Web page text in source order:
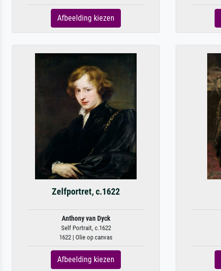
Afbeelding kiezen
Zelfportret, c.1622
Anthony van Dyck
Self Portrait, c.1622
1622 | Olie op canvas
Afbeelding kiezen